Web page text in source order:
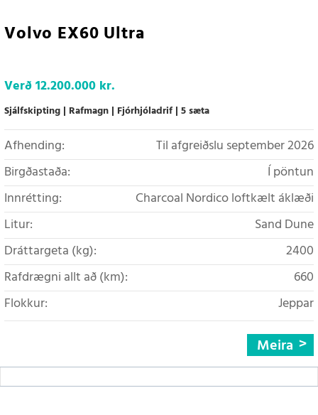
Volvo EX60 Ultra
Verð12.200.000 kr.
Sjálfskipting Rafmagn Fjórhjóladrif 5 sæta
Afhending:
Til afgreiðslu september 2026
Birgðastaða:
Í pöntun
Innrétting:
Charcoal Nordico loftkælt áklæði
Litur:
Sand Dune
Dráttargeta (kg):
2400
Rafdrægni allt að (km):
660
Flokkur:
Jeppar
Meira